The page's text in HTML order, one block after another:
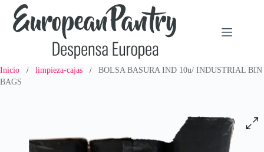
Saltar
contenido
Inicio / limpieza-cajas /
BOLSA BASURA IND 10u/ INDUSTRIAL BIN
BAGS